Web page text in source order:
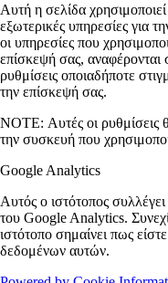
Αυτή η σελίδα
εξωτερικές υπηρεσίες για
οι υπηρεσίες που
επίσκεψή σας, αναφέρονται
ρυθμίσεις οποιαδήποτε
την επίσκεψή σας.
NOTE: Αυτές οι
την συσκευή που
Google Analytics
Αυτός ο ιστότοπος
του Google Analytics.
ιστότοπο σημαίνει πως
δεδομένων αυτών.